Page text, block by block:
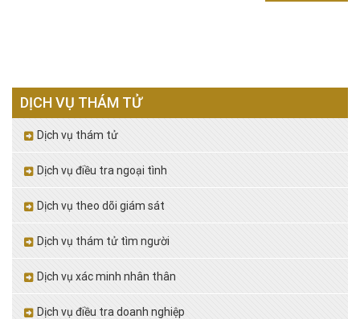
DỊCH VỤ THÁM TỬ
Dịch vụ thám tử
Dịch vụ điều tra ngoại tình
Dịch vụ theo dõi giám sát
Dịch vụ thám tử tìm người
Dịch vụ xác minh nhân thân
Dịch vụ điều tra doanh nghiệp